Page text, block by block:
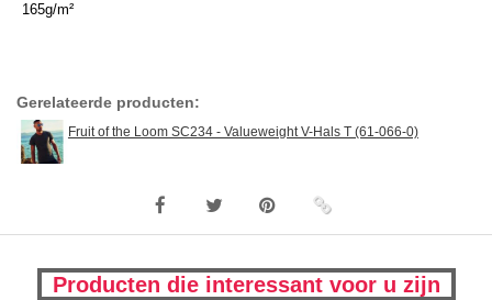
165g/m²
Gerelateerde producten:
Fruit of the Loom SC234 - Valueweight V-Hals T (61-066-0)
Producten die interessant voor u zijn